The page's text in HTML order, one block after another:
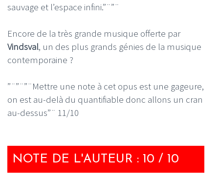
sauvage et l’espace infini.”¨”¨
Encore de la très grande musique offerte par
Vindsval, un des plus grands génies de la musique
contemporaine ?
”¨”¨”¨Mettre une note à cet opus est une gageure,
on est au-delà du quantifiable donc allons un cran
au-dessus”¨ 11/10
NOTE DE L'AUTEUR : 10 / 10